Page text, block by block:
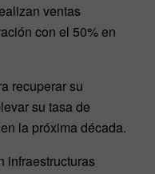
ventas
con el 50% en
recuperar su
su tasa de
la próxima década.
infraestructuras